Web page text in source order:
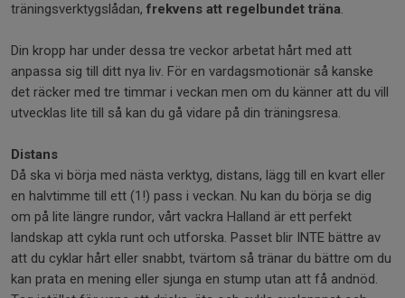
träningsverktygslådan, frekvens att regelbundet träna.
Din kropp har under dessa tre veckor arbetat hårt med att
anpassa sig till ditt nya liv. För en vardagsmotionär så kanske
det räcker med tre timmar i veckan men om du känner att du vill
utvecklas lite till så kan du gå vidare på din träningsresa.
Distans
Då ska vi börja med nästa verktyg, distans, lägg till en kvart eller
en halvtimme till ett (1!) pass i veckan. Nu kan du börja se dig
om på lite längre rundor, vårt vackra Halland är ett perfekt
landskap att cykla runt och utforska. Passet blir INTE bättre av
att du cyklar hårt eller snabbt, tvärtom så tränar du bättre om du
kan prata en mening eller sjunga en stump utan att få andnöd.